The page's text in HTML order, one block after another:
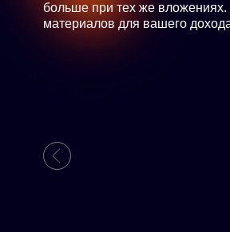
больше при тех же
материалов для вашего